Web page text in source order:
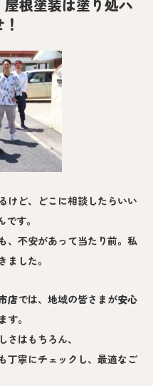
根塗装は塗り処ハ
けど、どこに相談したらいい
す。
、不安があって当たり前。私
した。
店では、地域の皆さまが安心
す。
はもちろん、
丁寧にチェックし、最適なご